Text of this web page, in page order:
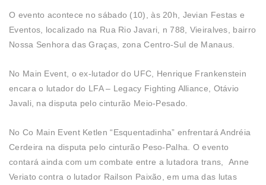
O evento acontece no sábado (10), às 20h, Jevian Festas e
Eventos, localizado na Rua Rio Javari, n 788, Vieiralves, bairro
Nossa Senhora das Graças, zona Centro-Sul de Manaus.
No Main Event, o ex-lutador do UFC, Henrique Frankenstein
encara o lutador do LFA – Legacy Fighting Alliance, Otávio
Javali, na disputa pelo cinturão Meio-Pesado.
No Co Main Event Ketlen “Esquentadinha” enfrentará Andréia
Cerdeira na disputa pelo cinturão Peso-Palha. O evento
contará ainda com um combate entre a lutadora trans, Anne
Veriato contra o lutador Railson Paixão, em uma das lutas